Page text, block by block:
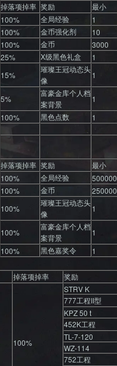
掉落项掉率 奖励 最小
100% 全局经验 1
100% 金币强化剂 10
100% 金币 3000
25% X级黑色礼盒 1
15%
璀璨王冠动态头
像
1
5%
富豪金库个人档
案背景
1
100% 黑色点数 1
掉落项掉率 奖励 最小
100% 全局经验 500000
100% 金币 250000
100%
璀璨王冠动态头
像
1
100%
富豪金库个人档
案背景
1
100% 黑色嘉奖令 1
掉落项掉率 奖励
100%
STRV K
777工程II型
KPZ 50 t
452K工程
TL-7-120
WZ-114
752工程